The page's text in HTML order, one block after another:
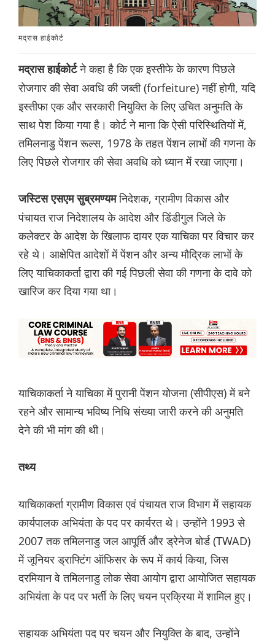
मद्रास हाईकोर्ट
मद्रास हाईकोर्टने कहा है कि एक इस्तीफे के कारण पिछले
रोजगार की सेवा अवधि की जब्ती (forfeiture) नहीं होगी, यद‌ि
इस्तीफा एक और सरकारी नियुक्ति के लिए उचित अनुमति के
साथ पेश किया गया है। कोर्ट ने माना कि ऐसी परिस्थितियों में,
तमिलनाडु पेंशन रूल्स, 1978 के तहत पेंशन लाभों की गणना के
लिए पिछले रोजगार की सेवा अवधि को ध्यान में रखा जाएगा।
जस्टिस एसएम सुब्रमण्यमनिदेशक, ग्रामीण विकास और
पंचायत राज निदेशालय के आदेश और डिंडीगुल जिले के
कलेक्टर के आदेश के खिलाफ दायर एक याचिका पर विचार कर
रहे थे। आक्षेपित आदेशों में पेंशन और अन्य मौद्रिक लाभों के
लिए याचिकाकर्ता द्वारा की गई पिछली सेवा की गणना के दावे को
खारिज कर दिया गया था।
याचिकाकर्ता ने याचिका में पुरानी पेंशन योजना (सीपीएस) में बने
रहने और सामान्य भविष्य निधि संख्या जारी करने की अनुमति
देने की भी मांग की थी।
तथ्य
याचिकाकर्ता ग्रामीण विकास एवं पंचायत राज विभाग में सहायक
कार्यपालक अभियंता के पद पर कार्यरत थे। उन्होंने 1993 से
2007 तक तमिलनाडु जल आपूर्ति और ड्रेनेज बोर्ड (TWAD)
में जूनियर ड्राफ्टिंग ऑफिसर के रूप में कार्य किया, जिस
दरमियान वे तमिलनाडु लोक सेवा आयोग द्वारा आयोजित सहायक
अभियंता के पद पर भर्ती के लिए चयन प्रक्रिया में शामिल हुए।
सहायक अभियंता पद पर चयन और नियुक्ति के बाद, उन्होंने